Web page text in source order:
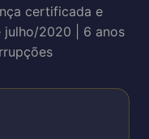
certificada e
julho/2020 | 6 anos